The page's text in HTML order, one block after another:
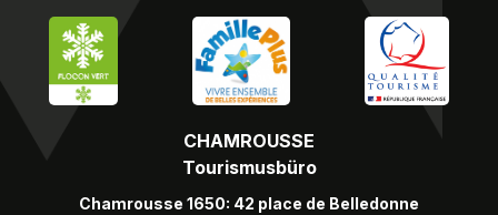
CHAMROUSSE
Tourismusbüro
Chamrousse 1650: 42 place de Belledonne